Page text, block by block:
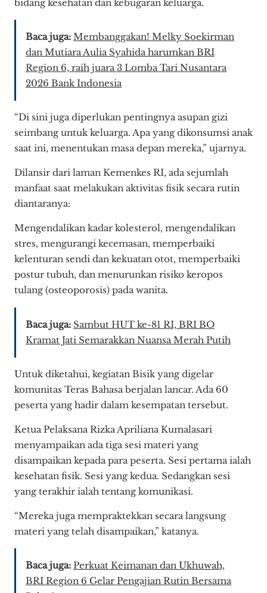
bidang kesehatan dan kebugaran keluarga.
Baca juga: Membanggakan! Melky Soekirman
dan Mutiara Aulia Syahida harumkan BRI
Region 6, raih juara 3 Lomba Tari Nusantara
2026 Bank Indonesia
“Di sini juga diperlukan pentingnya asupan gizi
seimbang untuk keluarga. Apa yang dikonsumsi anak
saat ini, menentukan masa depan mereka,” ujarnya.
Dilansir dari laman Kemenkes RI, ada sejumlah
manfaat saat melakukan aktivitas fisik secara rutin
diantaranya:
Mengendalikan kadar kolesterol, mengendalikan
stres, mengurangi kecemasan, memperbaiki
kelenturan sendi dan kekuatan otot, memperbaiki
postur tubuh, dan menurunkan risiko keropos
tulang (osteoporosis) pada wanita.
Baca juga: Sambut HUT ke-81 RI, BRI BO
Kramat Jati Semarakkan Nuansa Merah Putih
Untuk diketahui, kegiatan Bisik yang digelar
komunitas Teras Bahasa berjalan lancar. Ada 60
peserta yang hadir dalam kesempatan tersebut.
Ketua Pelaksana Rizka Apriliana Kumalasari
menyampaikan ada tiga sesi materi yang
disampaikan kepada para peserta. Sesi pertama ialah
kesehatan fisik. Sesi yang kedua. Sedangkan sesi
yang terakhir ialah tentang komunikasi.
“Mereka juga mempraktekkan secara langsung
materi yang telah disampaikan,” katanya.
Baca juga: Perkuat Keimanan dan Ukhuwah,
BRI Region 6 Gelar Pengajian Rutin Bersama